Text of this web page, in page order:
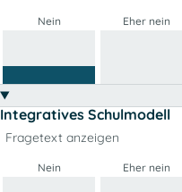
Nein Eher nein
Integratives Schulmodell
Fragetext anzeigen
Nein Eher nein